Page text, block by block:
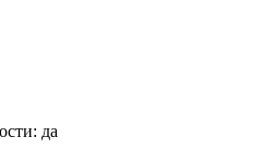
да